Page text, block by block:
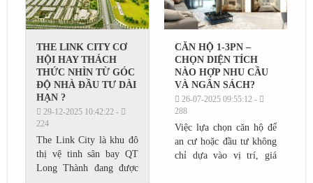
THE LINK CITY CƠ
HỘI HAY THÁCH
THỨC NHÌN TỪ GÓC
ĐỘ NHÀ ĐẦU TƯ DÀI
HẠN ?
29-12-2025 10:42:22 -
224
The Link City là khu đô
thị vệ tinh sân bay QT
Long Thành đang được
CĂN HỘ 1‑3PN –
CHỌN DIỆN TÍCH
NÀO HỢP NHU CẦU
VÀ NGÂN SÁCH?
26-07-2025 09:55:12 -
288
Việc lựa chọn căn hộ để
an cư hoặc đầu tư không
chỉ dựa vào vị trí, giá